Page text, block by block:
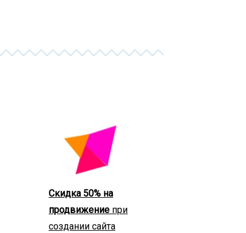
Скидка 50% на
продвижение при
создании сайта